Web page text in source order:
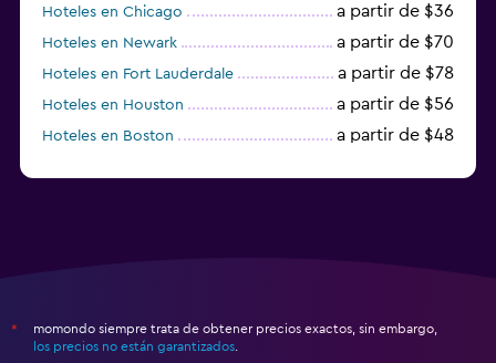
Hoteles en Chicago a partir de $36
Hoteles en Newark a partir de $70
Hoteles en Fort Lauderdale a partir de $78
Hoteles en Houston a partir de $56
Hoteles en Boston a partir de $48
*
momondo siempre trata de obtener precios exactos, sin embargo,
los precios no están garantizados